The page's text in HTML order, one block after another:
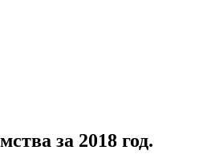
за 2018 год.